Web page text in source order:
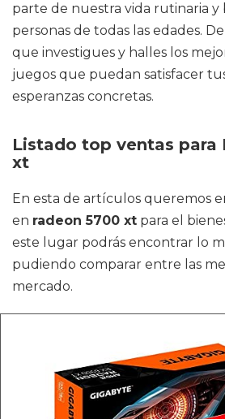
parte de nuestra vida rutinaria y
personas de todas las edades.
que investigues y halles los
juegos que puedan satisfacer
esperanzas concretas.
Listado top ventas para
xt
En esta de artículos queremos
en radeon 5700 xt para el
este lugar podrás encontrar lo
pudiendo comparar entre las
mercado.